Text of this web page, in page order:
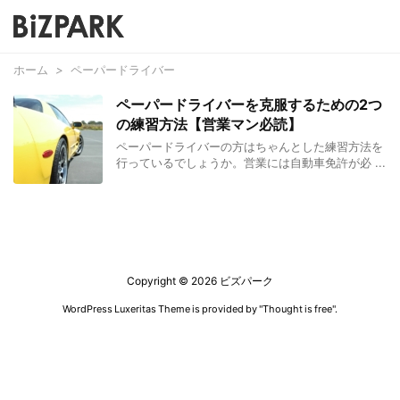
ホーム > ペーパードライバー
ペーパードライバーを克服するための2つ
の練習方法【営業マン必読】
ペーパードライバーの方はちゃんとした練習方法を
行っているでしょうか。営業には自動車免許が必 ...
Copyright © 2026 ビズパーク
WordPress Luxeritas Theme is provided by "Thought is free".